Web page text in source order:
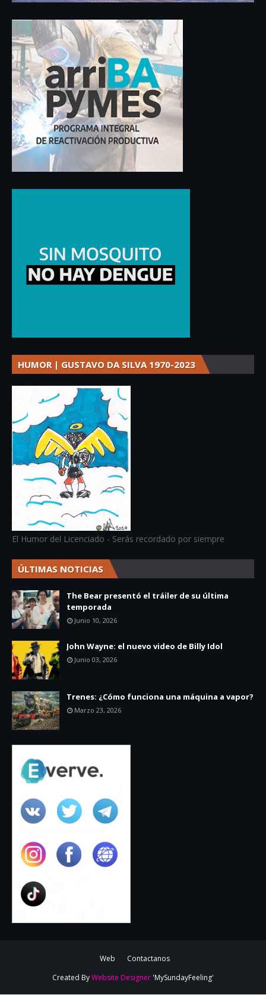
HUMOR | GUSTAVO DA SILVA 1970-2023
El Humor del Licenciado - Serás recordado por siempre
ÚLTIMAS NOTICIAS
The Bear presentó el tráiler de su última
temporada
Junio 10, 2026
John Wayne: el nuevo video de Billy Idol
Junio 03, 2026
Trenes: ¿Cómo funciona una máquina a vapor?
Marzo 23, 2026
Web
Contactanos
Created ByWebsite Designer 'MySundayFeeling'